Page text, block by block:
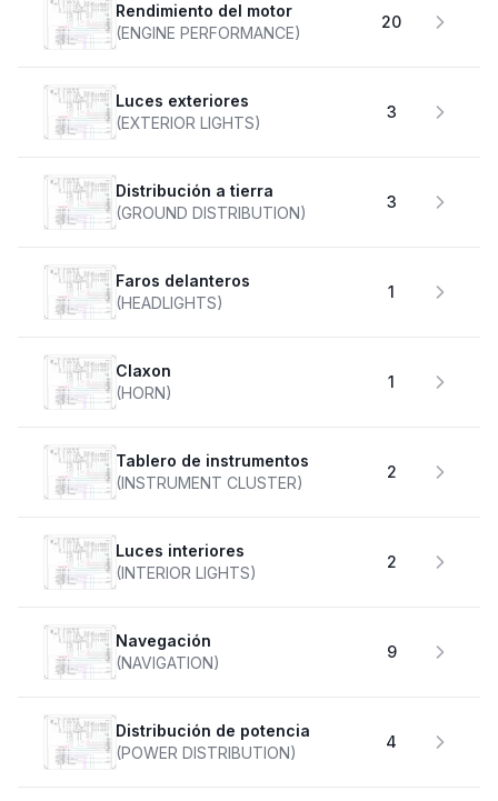
Rendimiento del motor
(ENGINE PERFORMANCE)
20
Luces exteriores
(EXTERIOR LIGHTS)
3
Distribución a tierra
(GROUND DISTRIBUTION)
3
faros delanteros
(HEADLIGHTS)
1
claxon
(HORN)
1
Tablero de instrumentos
(INSTRUMENT CLUSTER)
2
Luces interiores
(INTERIOR LIGHTS)
2
Navegación
(NAVIGATION)
9
Distribución de potencia
(POWER DISTRIBUTION)
4